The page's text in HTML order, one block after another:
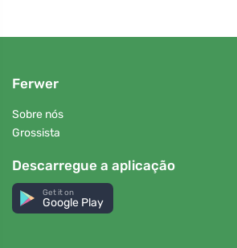
Ferwer
Sobre nós
Grossista
Descarregue a aplicação
Get it on
Google Play